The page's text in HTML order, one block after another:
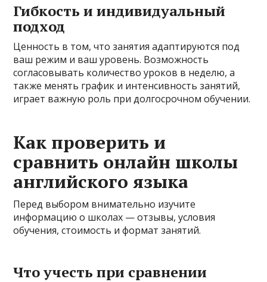
Гибкость и индивидуальный
подход
Ценность в том, что занятия адаптируются под
ваш режим и ваш уровень. Возможность
согласовывать количество уроков в неделю, а
также менять график и интенсивность занятий,
играет важную роль при долгосрочном обучении.
Как проверить и
сравнить онлайн школы
английского языка
Перед выбором внимательно изучите
информацию о школах — отзывы, условия
обучения, стоимость и формат занятий.
Что учесть при сравнении